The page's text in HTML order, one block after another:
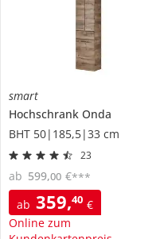
smart
Hochschrank Onda
BHT 50|185,5|33 cm
23
ab 359,40 €
Online zum
ab 599,00 €***